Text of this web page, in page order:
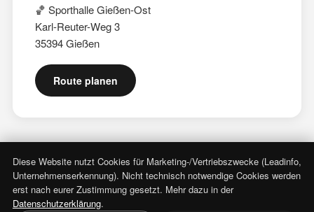
🏀 Sporthalle Gießen-Ost
Karl-Reuter-Weg 3
35394 Gießen
Route planen
Diese Website nutzt Cookies für Marketing-/Vertriebszwecke (Leadinfo,
Unternehmenserkennung). Nicht technisch notwendige Cookies werden
erst nach eurer Zustimmung gesetzt. Mehr dazu in der
Datenschutzerklärung.